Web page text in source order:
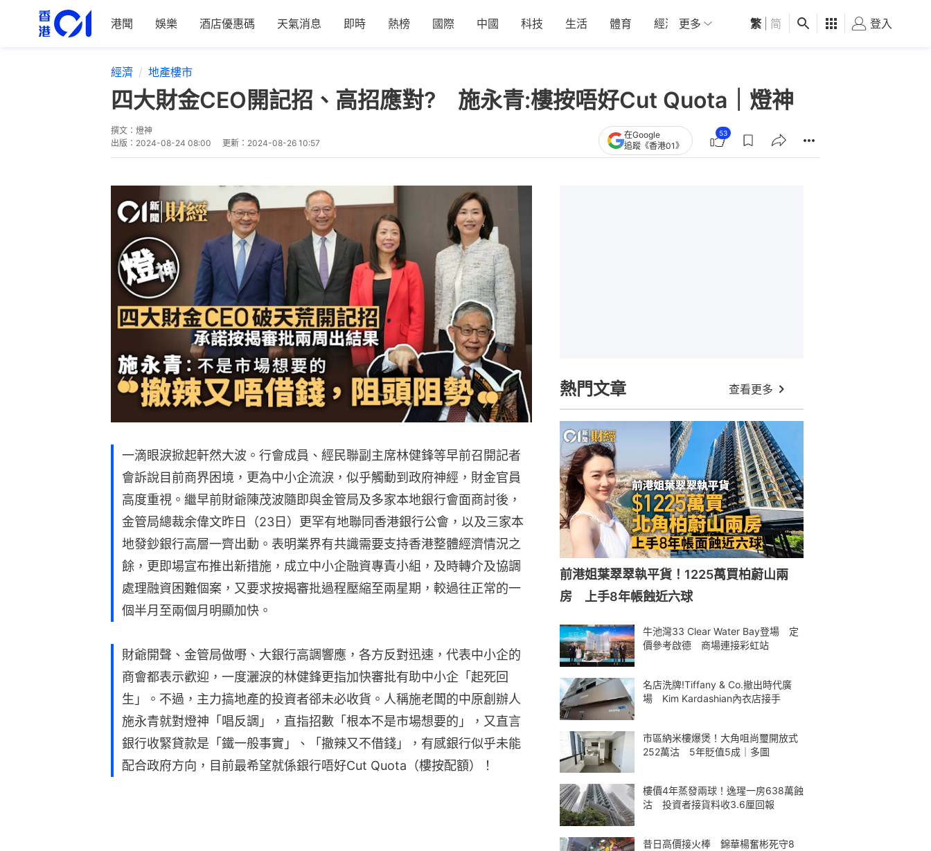
港聞 娛樂 酒店優惠碼 天氣消息 即時 熱榜 國際 中國 科技 生活 體育 經濟 01深圳 觀點 健康 好食玩飛
更多 繁 简 登入
經濟 地產樓市
四大財金CEO開記招、高招應對? 施永青:樓按唔好Cut Quota｜燈神
撰文： 燈神
出版： 2024-08-24 08:00 更新： 2024-08-26 10:57
在Google
追蹤《香港01》
53
一滴眼淚掀起軒然大波。行會成員、經民聯副主席林健鋒等早前召開記者
會訴說目前商界困境，更為中小企流淚，似乎觸動到政府神經，財金官員
高度重視。繼早前財爺陳茂波隨即與金管局及多家本地銀行會面商討後，
金管局總裁余偉文昨日（23日）更罕有地聯同香港銀行公會，以及三家本
地發鈔銀行高層一齊出動。表明業界有共識需要支持香港整體經濟情況之
餘，更即場宣布推出新措施，成立中小企融資專責小組，及時轉介及協調
處理融資困難個案，又要求按揭審批過程壓縮至兩星期，較過往正常的一
個半月至兩個月明顯加快。
財爺開聲、金管局做嘢、大銀行高調響應，各方反對迅速，代表中小企的
商會都表示歡迎，一度灑淚的林健鋒更指加快審批有助中小企「起死回
生」。不過，主力搞地產的投資者郤未必收貨。人稱施老闆的中原創辦人
施永青就對燈神「唱反調」，直指招數「根本不是市場想要的」，又直言
銀行收緊貸款是「鐵一般事實」、「撤辣又不借錢」，有感銀行似乎未能
配合政府方向，目前最希望就係銀行唔好Cut Quota（樓按配額）！
熱門文章 查看更多
前港姐葉翠翠執平貨！1225萬買柏蔚山兩
房 上手8年帳蝕近六球
牛池灣33 Clear Water Bay登場 定
價參考啟德 商場連接彩虹站
名店洗牌!Tiffany & Co.撤出時代廣
場 Kim Kardashian內衣店接手
市區納米樓爆煲！大角咀尚璽開放式
252萬沽 5年貶值5成｜多圖
樓價4年蒸發兩球！逸瑆一房638萬蝕
沽 投資者接貨料收3.6厘回報
昔日高價接火棒 錦華楊奮彬死守8